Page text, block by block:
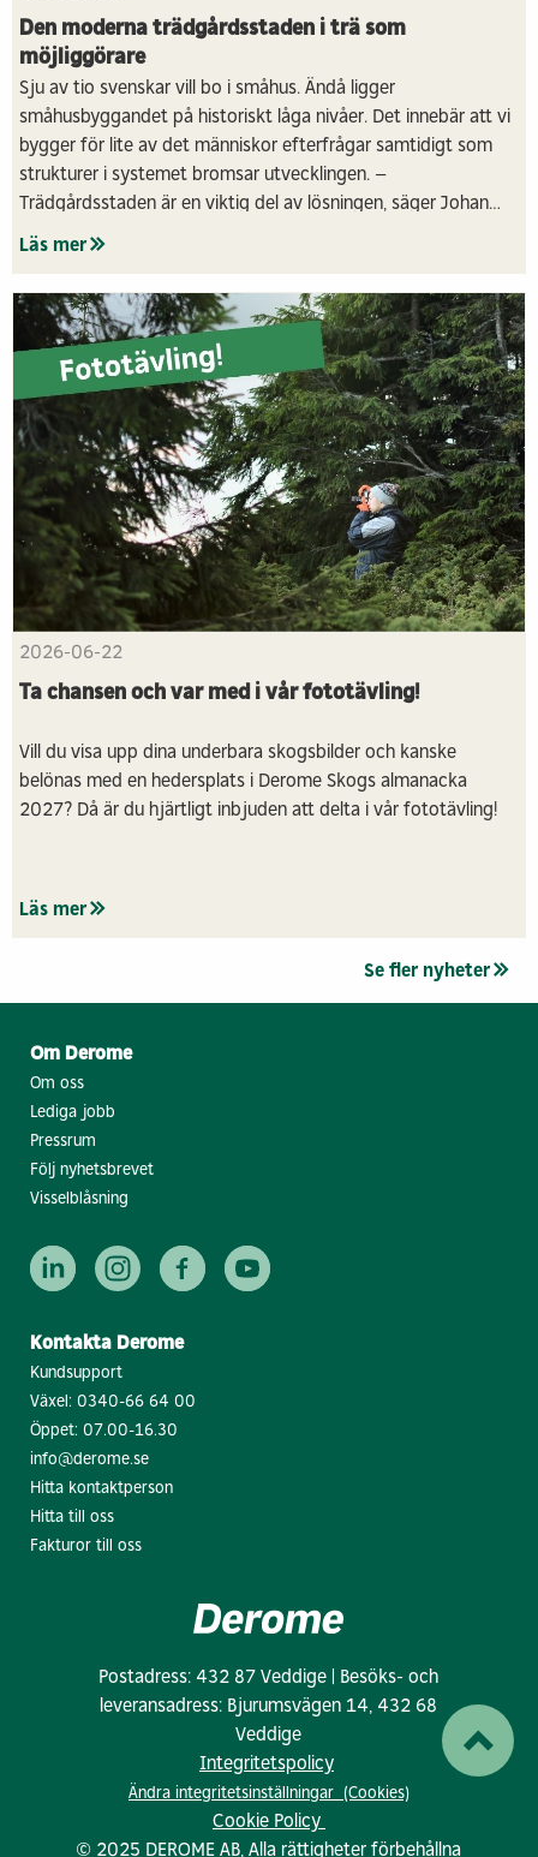
Den moderna trädgårdsstaden i trä som
möjliggörare
Sju av tio svenskar vill bo i småhus. Ändå ligger
småhusbyggandet på historiskt låga nivåer. Det innebär att vi
bygger för lite av det människor efterfrågar samtidigt som
strukturer i systemet bromsar utvecklingen. –
Trädgårdsstaden är en viktig del av lösningen, säger Johan
Winroth, vd Derome Hus.
Läs mer
2026-06-22
Ta chansen och var med i vår fototävling!
Vill du visa upp dina underbara skogsbilder och kanske
belönas med en hedersplats i Derome Skogs almanacka
2027? Då är du hjärtligt inbjuden att delta i vår fototävling!
Läs mer
Se fler nyheter
Om Derome
Om oss
Lediga jobb
Pressrum
Följ nyhetsbrevet
Visselblåsning
Kontakta Derome
Kundsupport
Växel: 0340-66 64 00
Öppet: 07.00-16.30
info@derome.se
Hitta kontaktperson
Hitta till oss
Fakturor till oss
Postadress: 432 87 Veddige | Besöks- och
leveransadress: Bjurumsvägen 14, 432 68
Veddige
Integritetspolicy
Ändra integritetsinställningar (Cookies)
Cookie Policy
© 2025 DEROME AB, Alla rättigheter förbehållna